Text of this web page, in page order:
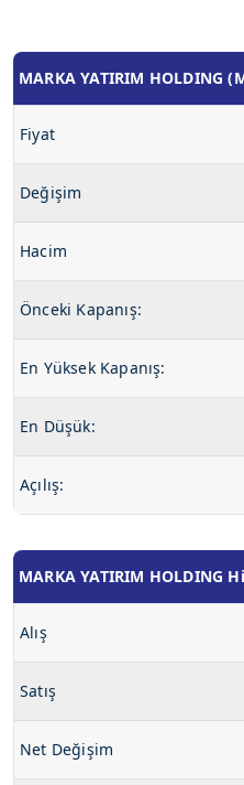
MARKA YATIRIM HOLDING
Fiyat
Değişim
Hacim
Önceki Kapanış:
En Yüksek Kapanış:
En Düşük:
Açılış:
MARKA YATIRIM HOLDING
Alış
Satış
Net Değişim